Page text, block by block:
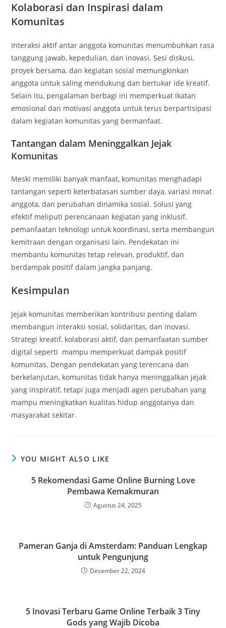
Kolaborasi dan Inspirasi dalam
Komunitas
Interaksi aktif antar anggota komunitas menumbuhkan rasa
tanggung jawab, kepedulian, dan inovasi. Sesi diskusi,
proyek bersama, dan kegiatan sosial memungkinkan
anggota untuk saling mendukung dan bertukar ide kreatif.
Selain itu, pengalaman berbagi ini memperkuat ikatan
emosional dan motivasi anggota untuk terus berpartisipasi
dalam kegiatan komunitas yang bermanfaat.
Tantangan dalam Meninggalkan Jejak
Komunitas
Meski memiliki banyak manfaat, komunitas menghadapi
tantangan seperti keterbatasan sumber daya, variasi minat
anggota, dan perubahan dinamika sosial. Solusi yang
efektif meliputi perencanaan kegiatan yang inklusif,
pemanfaatan teknologi untuk koordinasi, serta membangun
kemitraan dengan organisasi lain. Pendekatan ini
membantu komunitas tetap relevan, produktif, dan
berdampak positif dalam jangka panjang.
Kesimpulan
Jejak komunitas memberikan kontribusi penting dalam
membangun interaksi sosial, solidaritas, dan inovasi.
Strategi kreatif, kolaborasi aktif, dan pemanfaatan sumber
digital seperti mampu memperkuat dampak positif
komunitas. Dengan pendekatan yang terencana dan
berkelanjutan, komunitas tidak hanya meninggalkan jejak
yang inspiratif, tetapi juga menjadi agen perubahan yang
mampu meningkatkan kualitas hidup anggotanya dan
masyarakat sekitar.
YOU MIGHT ALSO LIKE
5 Rekomendasi Game Online Burning Love
Pembawa Kemakmuran
Agustus 24, 2025
Pameran Ganja di Amsterdam: Panduan Lengkap
untuk Pengunjung
Desember 22, 2024
5 Inovasi Terbaru Game Online Terbaik 3 Tiny
Gods yang Wajib Dicoba